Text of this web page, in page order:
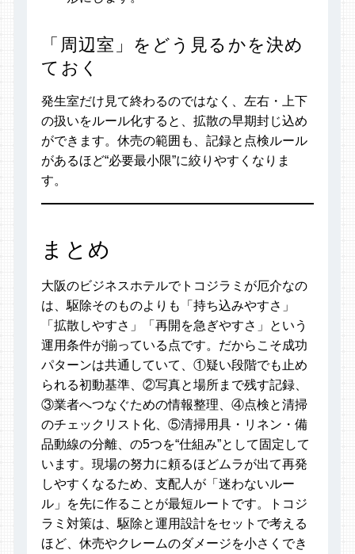
「周辺室」をどう見るかを決め
ておく
発生室だけ見て終わるのではなく、左右・上下
の扱いをルール化すると、拡散の早期封じ込め
ができます。休売の範囲も、記録と点検ルール
があるほど“必要最小限”に絞りやすくなりま
す。
まとめ
大阪のビジネスホテルでトコジラミが厄介なの
は、駆除そのものよりも「持ち込みやすさ」
「拡散しやすさ」「再開を急ぎやすさ」という
運用条件が揃っている点です。だからこそ成功
パターンは共通していて、①疑い段階でも止め
られる初動基準、②写真と場所まで残す記録、
③業者へつなぐための情報整理、④点検と清掃
のチェックリスト化、⑤清掃用具・リネン・備
品動線の分離、の5つを“仕組み”として固定して
います。現場の努力に頼るほどムラが出て再発
しやすくなるため、支配人が「迷わないルー
ル」を先に作ることが最短ルートです。トコジ
ラミ対策は、駆除と運用設計をセットで考える
ほど、休売やクレームのダメージを小さくでき